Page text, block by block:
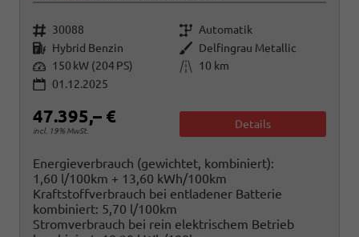
Fahrzeugnr. 30088 Getriebe Automatik
Kraftstoff Hybrid Benzin Außenfarbe Delfingrau Metallic
Leistung 150 kW (204 PS) Kilometerstand
10 km
01.12.2025
47.395,– €
incl. 19% MwSt.
Details
Energieverbrauch (gewichtet, kombiniert):
1,60 l/100km + 13,60 kWh/100km
Kraftstoffverbrauch bei entladener Batterie
kombiniert: 5,70 l/100km
Stromverbrauch bei rein elektrischem Betrieb